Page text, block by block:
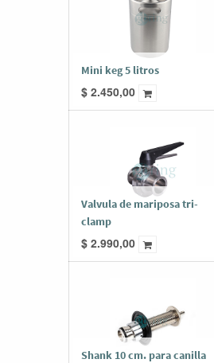
Mini keg 5 litros
$ 2.450,00
Valvula de mariposa tri-
clamp
$ 2.990,00
Shank 10 cm. para canilla